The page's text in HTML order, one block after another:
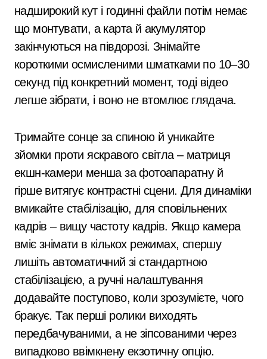
надширокий кут і годинні файли потім немає
що монтувати, а карта й акумулятор
закінчуються на півдорозі. Знімайте
короткими осмисленими шматками по 10–30
секунд під конкретний момент, тоді відео
легше зібрати, і воно не втомлює глядача.
Тримайте сонце за спиною й уникайте
зйомки проти яскравого світла – матриця
екшн-камери менша за фотоапаратну й
гірше витягує контрастні сцени. Для динаміки
вмикайте стабілізацію, для сповільнених
кадрів – вищу частоту кадрів. Якщо камера
вміє знімати в кількох режимах, спершу
лишіть автоматичний зі стандартною
стабілізацією, а ручні налаштування
додавайте поступово, коли зрозумієте, чого
бракує. Так перші ролики виходять
передбачуваними, а не зіпсованими через
випадково ввімкнену екзотичну опцію.